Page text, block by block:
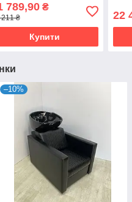
789,90₴
₴
Купити
22
–10%